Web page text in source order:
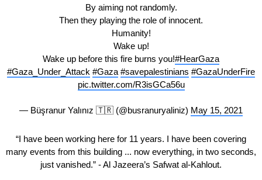
By aiming not randomly.
Then they playing the role of innocent.
Humanity!
Wake up!
Wake up before this fire burns you!#HearGaza
#Gaza_Under_Attack #Gaza #savepalestinians #GazaUnderFire
pic.twitter.com/R3isGCa56u
— Büşranur Yalınız 🇹🇷 (@busranuryaliniz) May 15, 2021
“I have been working here for 11 years. I have been covering
many events from this building ... now everything, in two seconds,
just vanished.” - Al Jazeera’s Safwat al-Kahlout.